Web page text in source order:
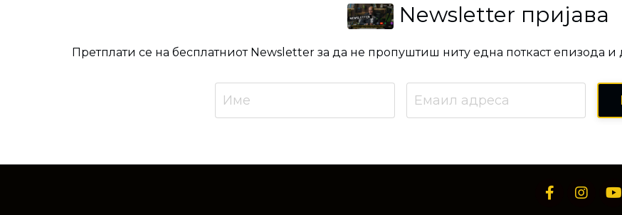
Newsletter пријава
Претплати се на бесплатниот Newsletter за да не пропуштиш ниту една поткаст епизода